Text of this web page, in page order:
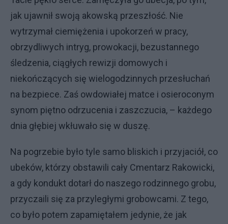
jak ujawnił swoją akowską przeszłość. Nie
wytrzymał ciemiężenia i upokorzeń w pracy,
obrzydliwych intryg, prowokacji, bezustannego
śledzenia, ciągłych rewizji domowych i
niekończących się wielogodzinnych przesłuchań
na bezpiece. Zaś owdowiałej matce i osieroconym
synom piętno odrzucenia i zaszczucia, – każdego
dnia głębiej wkłuwało się w duszę.
Na pogrzebie było tyle samo bliskich i przyjaciół, co
ubeków, którzy obstawili cały Cmentarz Rakowicki,
a gdy kondukt dotarł do naszego rodzinnego grobu,
przyczaili się za przyległymi grobowcami. Z tego,
co było potem zapamiętałem jedynie, że jak